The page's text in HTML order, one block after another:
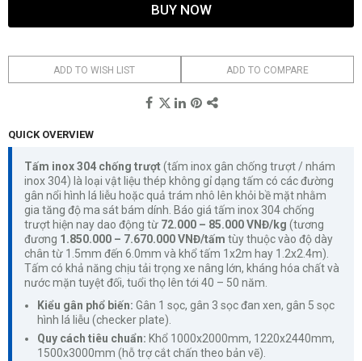
BUY NOW
ADD TO WISH LIST ADD TO COMPARE
QUICK OVERVIEW
Tấm inox 304 chống trượt(tấm inox gân chống trượt / nhám
inox 304) là loại vật liệu thép không gỉ dạng tấm có các đường
gân nổi hình lá liễu hoặc quả trám nhô lên khỏi bề mặt nhằm
gia tăng độ ma sát bám dính. Báo giá tấm inox 304 chống
trượt hiện nay dao động từ 72.000 – 85.000 VNĐ/kg (tương
đương 1.850.000 – 7.670.000 VNĐ/tấm tùy thuộc vào độ dày
chân từ 1.5mm đến 6.0mm và khổ tấm 1x2m hay 1.2x2.4m).
Tấm có khả năng chịu tải trọng xe nâng lớn, kháng hóa chất và
nước mặn tuyệt đối, tuổi thọ lên tới 40 – 50 năm.
Kiểu gân phổ biến: Gân 1 sọc, gân 3 sọc đan xen, gân 5 sọc
hình lá liễu (checker plate).
Quy cách tiêu chuẩn: Khổ 1000x2000mm, 1220x2440mm,
1500x3000mm (hỗ trợ cắt chấn theo bản vẽ).